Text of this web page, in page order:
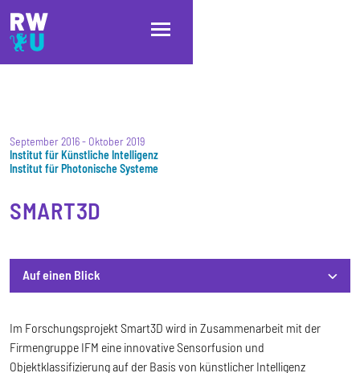
Direkt zum Inhalt
Direkt zur Hauptnavigation
Direkt zum Fußbereich
September 2016- Oktober 2019
Institut für Künstliche Intelligenz
Institut für Photonische Systeme
SMART3D
Auf einen Blick
Auf einen Blick
Im Forschungsprojekt Smart3D wird in Zusammenarbeit mit der
Firmengruppe IFM eine innovative Sensorfusion und
Objektklassifizierung auf der Basis von künstlicher Intelligenz